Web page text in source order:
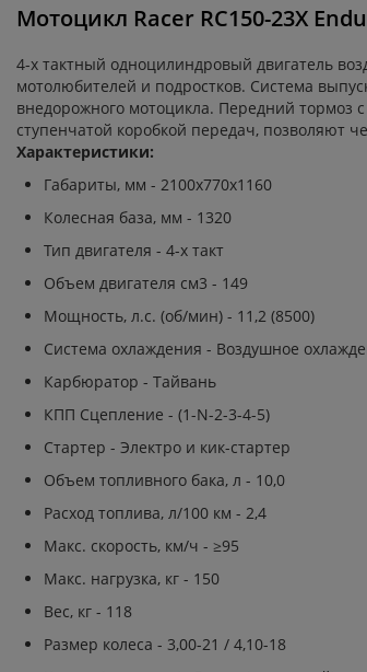
Мотоцикл Racer RC150-23X
4-х тактный одноцилиндровый двигатель
мотолюбителей и подростков. Система
внедорожного мотоцикла. Передний тормоз
ступенчатой коробкой передач, позволяют
Характеристики:
Габариты, мм - 2100х770х1160
Колесная база, мм - 1320
Тип двигателя - 4-х такт
Объем двигателя см3 - 149
Мощность, л.с. (об/мин) - 11,2 (8500)
Система охлаждения - Воздушное
Карбюратор - Тайвань
КПП Сцепление - (1-N-2-3-4-5)
Стартер - Электро и кик-стартер
Объем топливного бака, л - 10,0
Расход топлива, л/100 км - 2,4
Макс. скорость, км/ч - ≥95
Макс. нагрузка, кг - 150
Вес, кг - 118
Размер колеса - 3,00-21 / 4,10-18